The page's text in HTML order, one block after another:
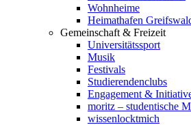
Wohnheime
Heimathafen
Gemeinschaft & Freizeit
Universitätssport
Musik
Festivals
Studierendenclubs
Engagement &
moritz – studentische
wissenlocktmich